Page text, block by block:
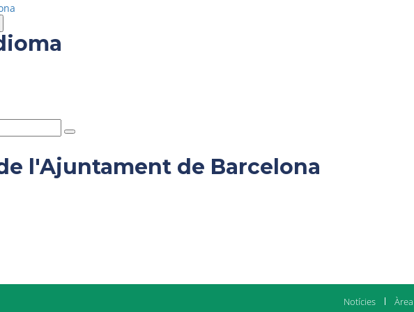
l'Ajuntament de Barcelona
Notícies